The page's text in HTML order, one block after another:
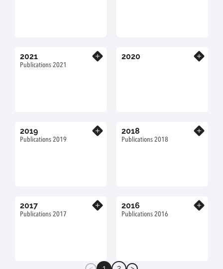
2021
Publications 2021
2020
2019
Publications 2019
2018
Publications 2018
2017
Publications 2017
2016
Publications 2016